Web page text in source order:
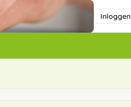
Inloggen